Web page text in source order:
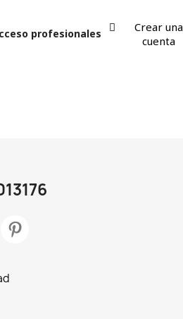
profesionales
Crear una
cuenta